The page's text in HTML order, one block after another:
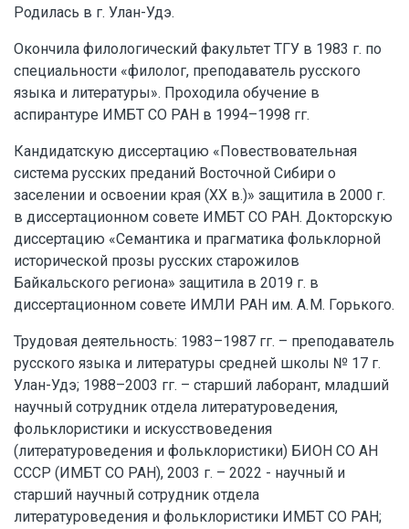
Родилась в г. Улан-Удэ.
Окончила филологический факультет ТГУ в 1983 г. по
специальности «филолог, преподаватель русского
языка и литературы». Проходила обучение в
аспирантуре ИМБТ СО РАН в 1994–1998 гг.
Кандидатскую диссертацию «Повествовательная
система русских преданий Восточной Сибири о
заселении и освоении края (XX в.)» защитила в 2000 г.
в диссертационном совете ИМБТ СО РАН. Докторскую
диссертацию «Семантика и прагматика фольклорной
исторической прозы русских старожилов
Байкальского региона» защитила в 2019 г. в
диссертационном совете ИМЛИ РАН им. А. М. Горького.
Трудовая деятельность: 1983–1987 гг. – преподаватель
русского языка и литературы средней школы № 17 г.
Улан-Удэ; 1988–2003 гг. – старший лаборант, младший
научный сотрудник отдела литературоведения,
фольклористики и искусствоведения
(литературоведения и фольклористики) БИОН СО АН
СССР (ИМБТ СО РАН), 2003 г. – 2022 - научный и
старший научный сотрудник отдела
литературоведения и фольклористики ИМБТ СО РАН;